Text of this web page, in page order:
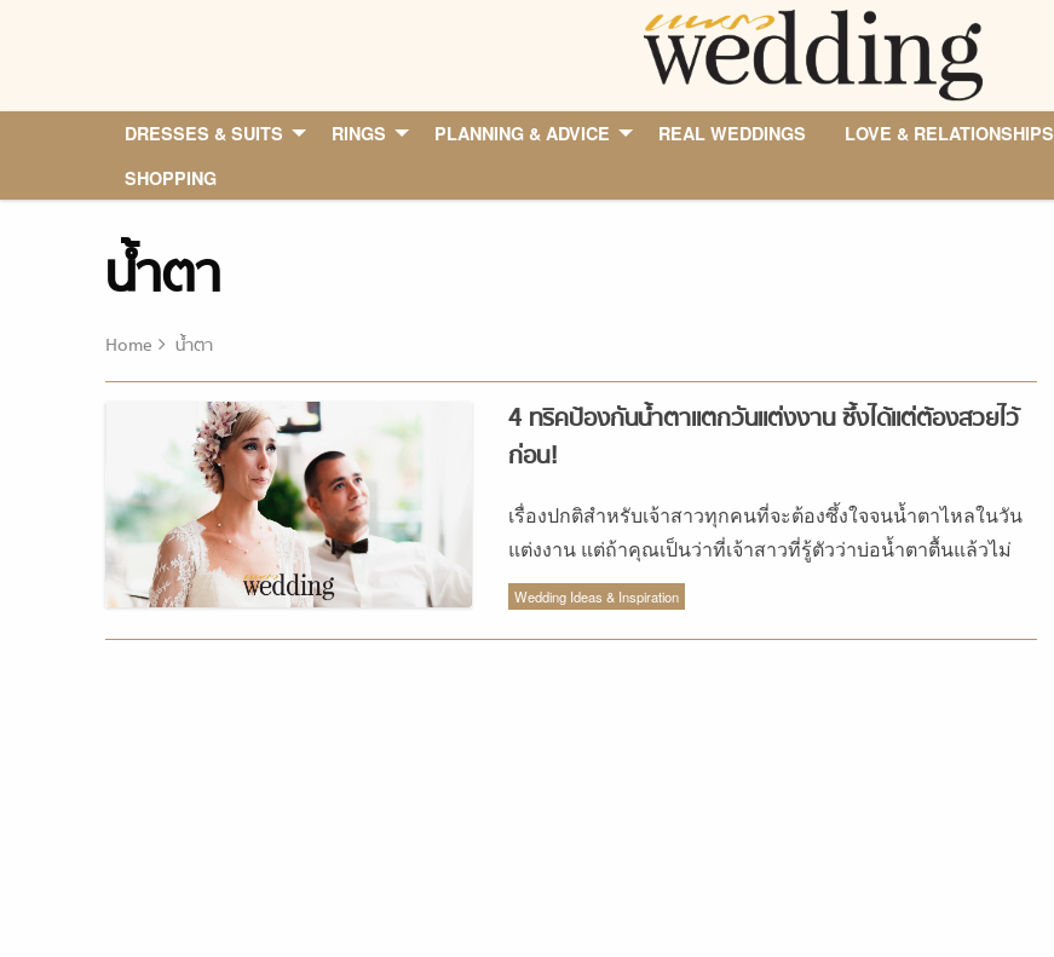
DRESSES & SUITS RINGS PLANNING & ADVICE REAL WEDDINGS LOVE & RELATIONSHIPS
SHOPPING
น้ำตา
Home น้ำตา
4 ทริคป้องกันน้ำตาแตกวันแต่งงาน ซึ้งได้แต่ต้องสวยไว้
ก่อน!
เรื่องปกติสำหรับเจ้าสาวทุกคนที่จะต้องซึ้งใจจนน้ำตาไหลในวัน
แต่งงาน แต่ถ้าคุณเป็นว่าที่เจ้าสาวที่รู้ตัวว่าบ่อน้ำตาตื้นแล้วไม่
อยากหน้าเยิ้มในวันสำคัญ เรามีวิธีสกัดกั้นน้ำตามาบอกจ้า...
Wedding Ideas & Inspiration